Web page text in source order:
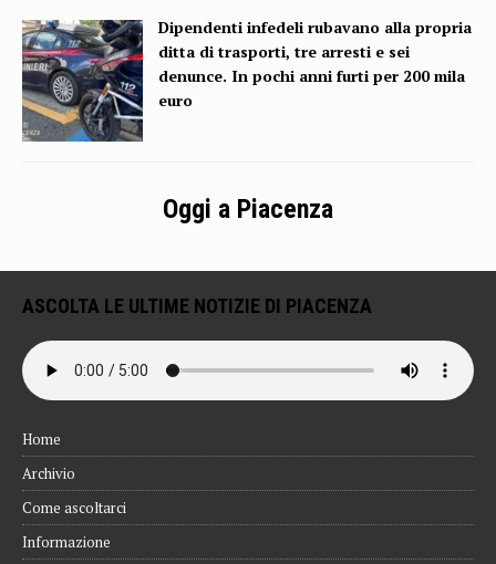
Dipendenti infedeli rubavano alla propria
ditta di trasporti, tre arresti e sei
denunce. In pochi anni furti per 200 mila
euro
Oggi a Piacenza
ASCOLTA LE ULTIME NOTIZIE DI PIACENZA
Home
Archivio
Come ascoltarci
Informazione